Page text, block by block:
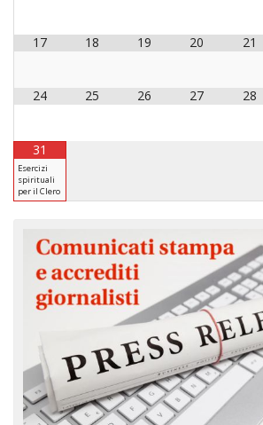
17 18 19 20 21
24 25 26 27 28
31
Esercizi
spirituali
per il Clero